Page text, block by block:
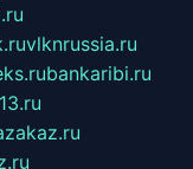
vlknrussia.ru
bankaribi.ru